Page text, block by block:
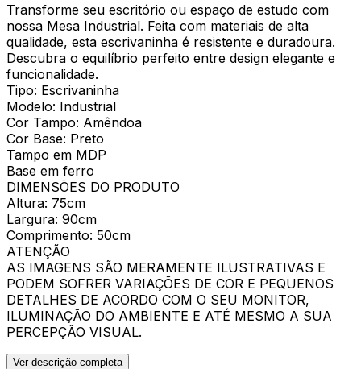
Transforme seu escritório ou espaço de estudo com
nossa Mesa Industrial. Feita com materiais de alta
qualidade, esta escrivaninha é resistente e duradoura.
Descubra o equilíbrio perfeito entre design elegante e
funcionalidade.
Tipo: Escrivaninha
Modelo: Industrial
Cor Tampo: Amêndoa
Cor Base: Preto
Tampo em MDP
Base em ferro
DIMENSÕES DO PRODUTO
Altura: 75cm
Largura: 90cm
Comprimento: 50cm
ATENÇÃO
AS IMAGENS SÃO MERAMENTE ILUSTRATIVAS E
PODEM SOFRER VARIAÇÕES DE COR E PEQUENOS
DETALHES DE ACORDO COM O SEU MONITOR,
ILUMINAÇÃO DO AMBIENTE E ATÉ MESMO A SUA
PERCEPÇÃO VISUAL.
Ver descrição completa